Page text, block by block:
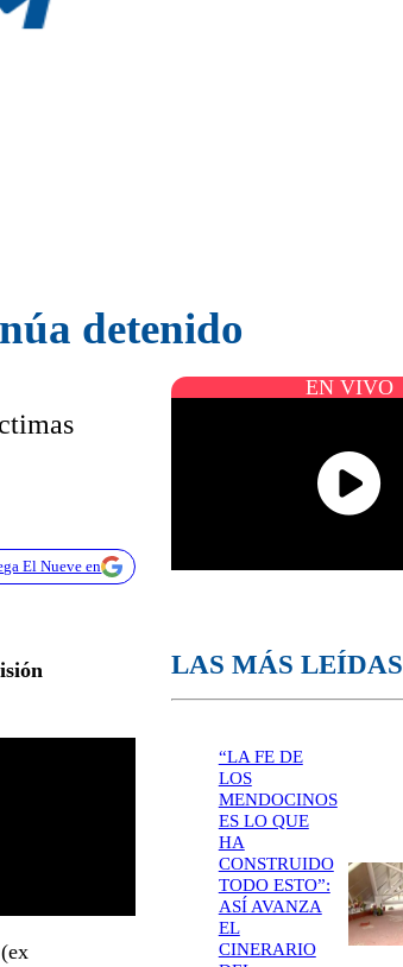
detenido
El Nueve en
(ex
EN VIVO
LAS MÁS LEÍDAS
“LA FE DE
LOS
MENDOCINOS
ES LO QUE
HA
CONSTRUIDO
TODO ESTO”:
ASÍ AVANZA
EL
CINERARIO